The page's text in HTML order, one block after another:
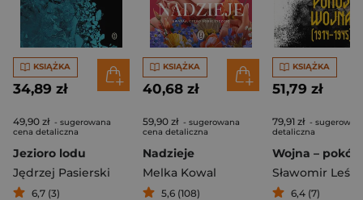
KSIĄŻKA
34,89 zł
49,90 zł - sugerowana
cena detaliczna
Jezioro lodu
Jędrzej Pasierski
6,7 (3)
KSIĄŻKA
40,68 zł
59,90 zł - sugerowana
cena detaliczna
Nadzieje
Melka Kowal
5,6 (108)
KSIĄŻKA
51,79 zł
79,91 zł -
detaliczna
6,4 (7)